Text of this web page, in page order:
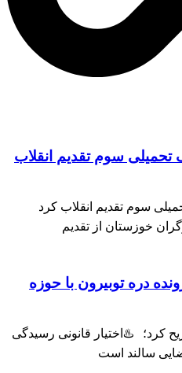
تحمیلی سوم تقدیم انقلاب
سوم تقدیم انقلاب کرد
از تقدیم
توبیرون با حوزه
♨️اختیار قانونی رسیدگی
سالند است